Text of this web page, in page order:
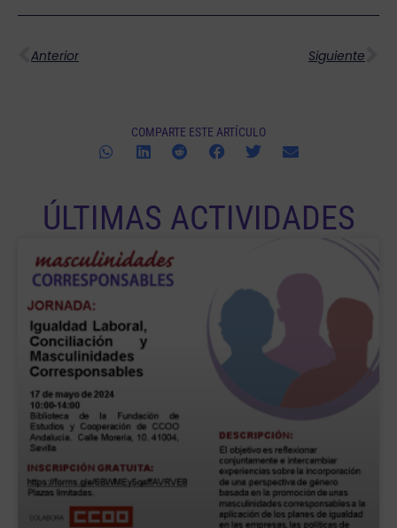
Ant
Anterior Siguiente
COMPARTE ESTE ARTÍCULO
ÚLTIMAS ACTIVIDADES